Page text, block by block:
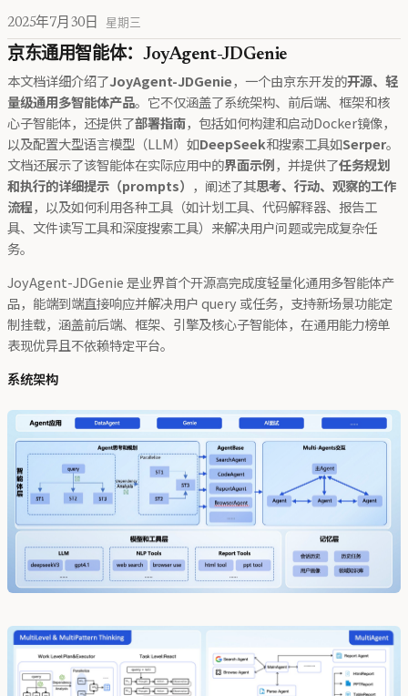
2025年7月30日 星期三
京东通用智能体：JoyAgent-JDGenie
本文档详细介绍了JoyAgent-JDGenie，一个由京东开发的开源、轻
量级通用多智能体产品。它不仅涵盖了系统架构、前后端、框架和核
心子智能体，还提供了部署指南，包括如何构建和启动Docker镜像，
以及配置大型语言模型（LLM）如DeepSeek和搜索工具如Serper。
文档还展示了该智能体在实际应用中的界面示例，并提供了任务规划
和执行的详细提示（prompts） ，阐述了其思考、行动、观察的工作
流程，以及如何利用各种工具（如计划工具、代码解释器、报告工
具、文件读写工具和深度搜索工具）来解决用户问题或完成复杂任
务。
JoyAgent-JDGenie 是业界首个开源高完成度轻量化通用多智能体产
品，能端到端直接响应并解决用户 query 或任务，支持新场景功能定
制挂载，涵盖前后端、框架、引擎及核心子智能体，在通用能力榜单
表现优异且不依赖特定平台。
系统架构